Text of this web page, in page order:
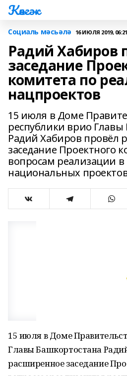
Көнгәк
Социаль мәсьәлә 16 ИЮЛЯ 2019, 06:21
Радий Хабиров
заседание
комитета по
нацпроектов
15 июля в Доме
республики врио Главы
Радий Хабиров провёл
заседание Проектного
вопросам реализации в
национальных
15 июля в Доме
Главы Башкортостана
расширенное заседание